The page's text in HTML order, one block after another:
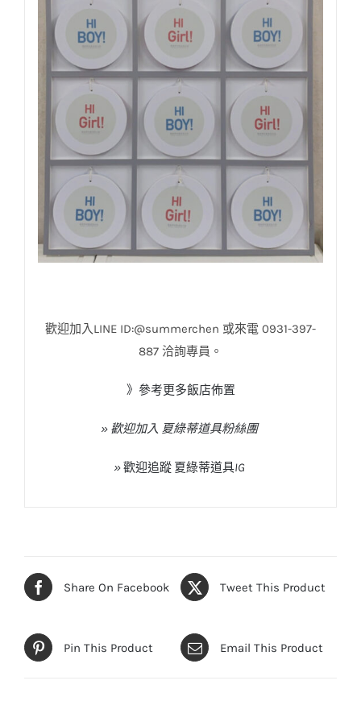
歡迎加入LINE ID:@summerchen 或來電 0931-397-
887 洽詢專員。
》參考更多飯店佈置
» 歡迎加入 夏綠蒂道具粉絲團
»歡迎追蹤 夏綠蒂道具IG
Share On Facebook Tweet This Product
Pin This Product Email This Product